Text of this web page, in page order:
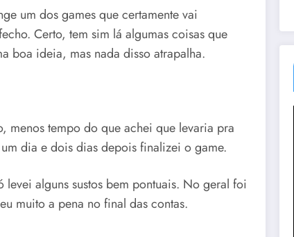
um dos games que certamente vai
Certo, tem sim lá algumas coisas que
boa ideia, mas nada disso atrapalha.
menos tempo do que achei que levaria pra
dia e dois dias depois finalizei o game.
alguns sustos bem pontuais. No geral foi
muito a pena no final das contas.